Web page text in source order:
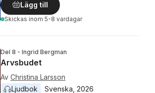
Lägg till
Skickas inom 5-8 vardagar
Del 8 - Ingrid Bergman
Arvsbudet
Av Christina Larsson
Ljudbok
Svenska 2026